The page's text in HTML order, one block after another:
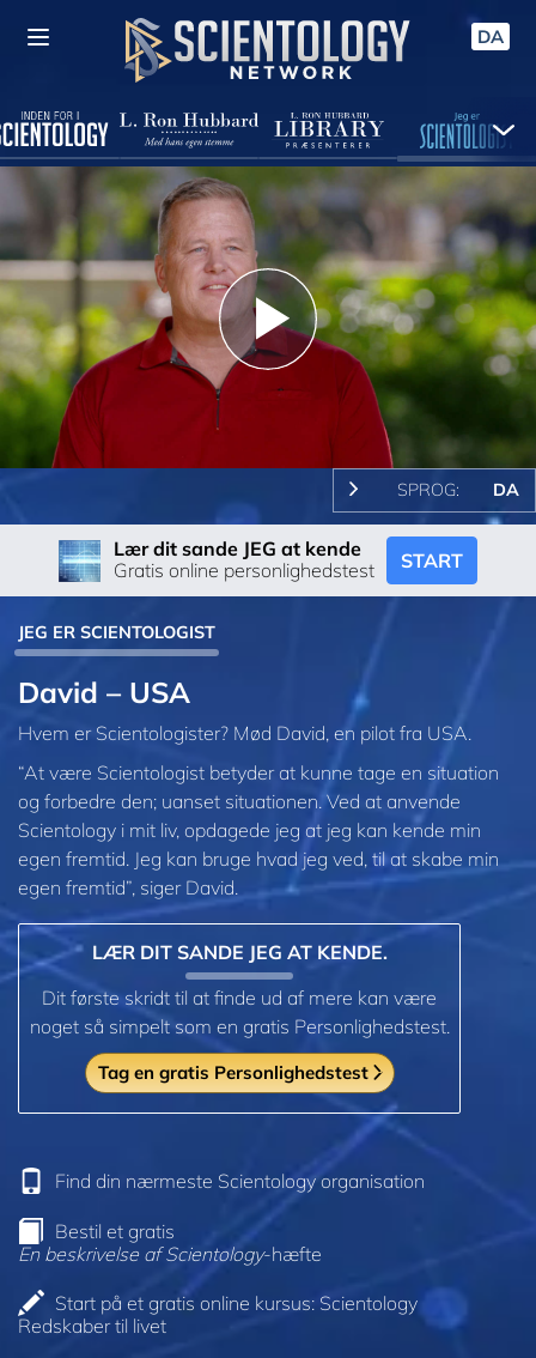
DA
Play
Video
SPROG: DA
Lær dit sande JEG at kende
Gratis online personlighedstest
START
JEG ER SCIENTOLOGIST
David – USA
Hvem er Scientologister? Mød David, en pilot fra USA.
“At være Scientologist betyder at kunne tage en situation
og forbedre den; uanset situationen. Ved at anvende
Scientology i mit liv, opdagede jeg at jeg kan kende min
egen fremtid. Jeg kan bruge hvad jeg ved, til at skabe min
egen fremtid”, siger David.
LÆR DIT SANDE JEG AT KENDE.
Dit første skridt til at finde ud af mere kan være
noget så simpelt som en gratis Personlighedstest.
Tag en gratis Personlighedstest
Find din nærmeste Scientology organisation
Bestil et gratis
En beskrivelse af Scientology-hæfte
Start på et gratis online kursus: Scientology
Redskaber til livet